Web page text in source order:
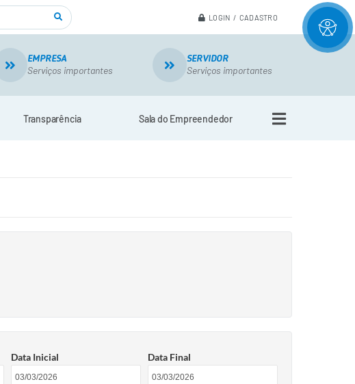
LOGIN / CADASTRO
EMPRESA
Serviços importantes
SERVIDOR
Serviços importantes
Transparência Sala do Empreendedor
Data Inicial Data Final